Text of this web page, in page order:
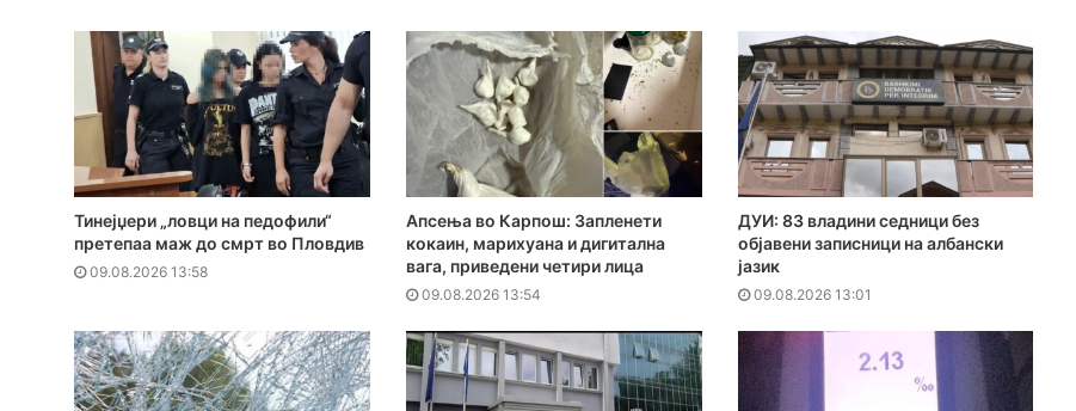
Тинејџери „ловци на педофили“
претепаа маж до смрт во Пловдив
09.08.2026 13:58
Апсења во Карпош: Запленети
кокаин, марихуана и дигитална
вага, приведени четири лица
09.08.2026 13:54
ДУИ: 83 владини седници без
објавени записници на албански
јазик
09.08.2026 13:01